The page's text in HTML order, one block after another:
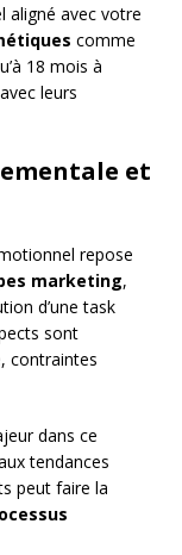
aligné avec votre
comme
18 mois à
leurs
et
repose
marketing,
d’une task
sont
contraintes
dans ce
tendances
peut faire la